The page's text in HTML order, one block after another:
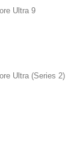
Ultra 9
Ultra (Series 2)